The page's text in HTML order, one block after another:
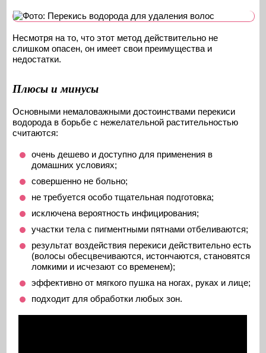
Несмотря на то, что этот метод действительно не
слишком опасен, он имеет свои преимущества и
недостатки.
Плюсы и минусы
Основными немаловажными достоинствами перекиси
водорода в борьбе с нежелательной растительностью
считаются:
очень дешево и доступно для применения в
домашних условиях;
совершенно не больно;
не требуется особо тщательная подготовка;
исключена вероятность инфицирования;
участки тела с пигментными пятнами отбеливаются;
результат воздействия перекиси действительно есть
(волосы обесцвечиваются, истончаются, становятся
ломкими и исчезают со временем);
эффективно от мягкого пушка на ногах, руках и лице;
подходит для обработки любых зон.